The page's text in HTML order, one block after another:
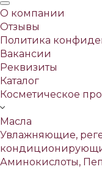
О компании
Отзывы
Политика
Вакансии
Реквизиты
Каталог
Косметическое
Масла
Увлажняющие,
Аминокислоты,